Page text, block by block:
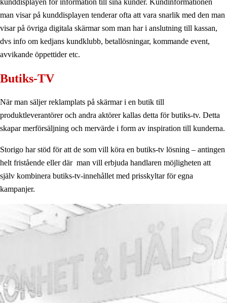
man visar på kunddisplayen tenderar ofta att vara snarlik med den man
visar på övriga digitala skärmar som man har i anslutning till kassan,
dvs info om kedjans kundklubb, betallösningar, kommande event,
avvikande öppettider etc.
Butiks-TV
När man säljer reklamplats på skärmar i en butik till
produktleverantörer och andra aktörer kallas detta för butiks-tv. Detta
skapar merförsäljning och mervärde i form av inspiration till kunderna.
Storigo har stöd för att de som vill köra en butiks-tv lösning – antingen
helt fristående eller där man vill erbjuda handlaren möjligheten att
själv kombinera butiks-tv-innehållet med prisskyltar för egna
kampanjer.